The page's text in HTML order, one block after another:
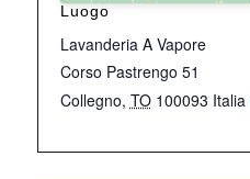
Luogo
Lavanderia A Vapore
Corso Pastrengo 51
Collegno, TO 100093 Italia